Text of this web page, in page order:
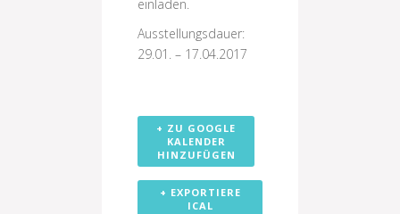
einladen.
Ausstellungsdauer:
29.01. – 17.04.2017
+ ZU GOOGLE
KALENDER
HINZUFÜGEN
+ EXPORTIERE
ICAL